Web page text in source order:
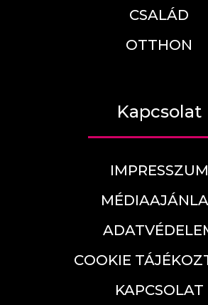
CSALÁD
OTTHON
Kapcsolat
IMPRESSZUM
COOKIE
KAPCSOLAT